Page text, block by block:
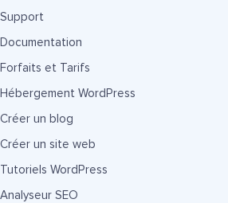
Support
Documentation
Forfaits et Tarifs
Hébergement WordPress
Créer un blog
Créer un site web
Tutoriels WordPress
Analyseur SEO